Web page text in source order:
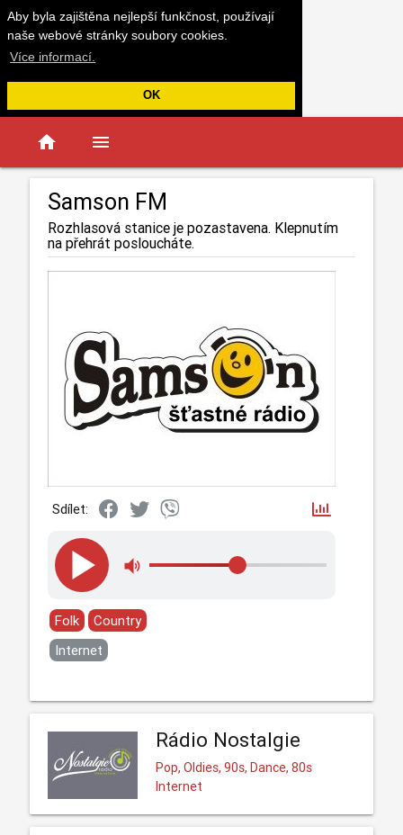
Aby byla zajištěna nejlepší funkčnost, používají
naše webové stránky soubory cookies.
Více informací.
OK
home menu
Samson FM
Rozhlasová stanice je pozastavena. Klepnutím
na přehrát posloucháte.
Sdílet:
Folk
Country
Internet
Rádio Nostalgie
Pop, Oldies, 90s, Dance, 80s
Internet